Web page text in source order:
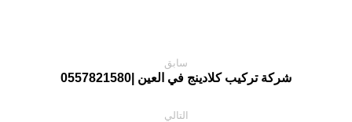
سابق
شركة تركيب كلادينج في العين |0557821580
التالي